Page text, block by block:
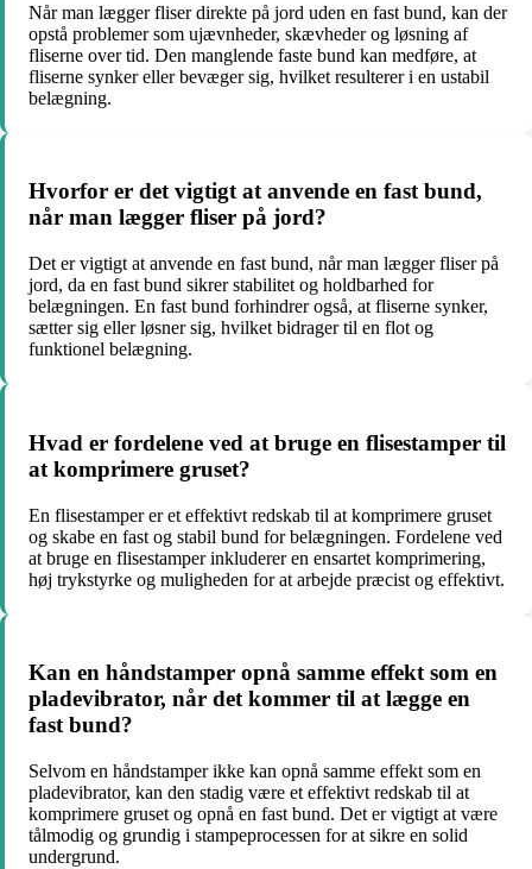
Når man lægger fliser direkte på jord uden en fast bund, kan der
opstå problemer som ujævnheder, skævheder og løsning af
fliserne over tid. Den manglende faste bund kan medføre, at
fliserne synker eller bevæger sig, hvilket resulterer i en ustabil
belægning.
Hvorfor er det vigtigt at anvende en fast bund,
når man lægger fliser på jord?
Det er vigtigt at anvende en fast bund, når man lægger fliser på
jord, da en fast bund sikrer stabilitet og holdbarhed for
belægningen. En fast bund forhindrer også, at fliserne synker,
sætter sig eller løsner sig, hvilket bidrager til en flot og
funktionel belægning.
Hvad er fordelene ved at bruge en flisestamper til
at komprimere gruset?
En flisestamper er et effektivt redskab til at komprimere gruset
og skabe en fast og stabil bund for belægningen. Fordelene ved
at bruge en flisestamper inkluderer en ensartet komprimering,
høj trykstyrke og muligheden for at arbejde præcist og effektivt.
Kan en håndstamper opnå samme effekt som en
pladevibrator, når det kommer til at lægge en
fast bund?
Selvom en håndstamper ikke kan opnå samme effekt som en
pladevibrator, kan den stadig være et effektivt redskab til at
komprimere gruset og opnå en fast bund. Det er vigtigt at være
tålmodig og grundig i stampeprocessen for at sikre en solid
undergrund.